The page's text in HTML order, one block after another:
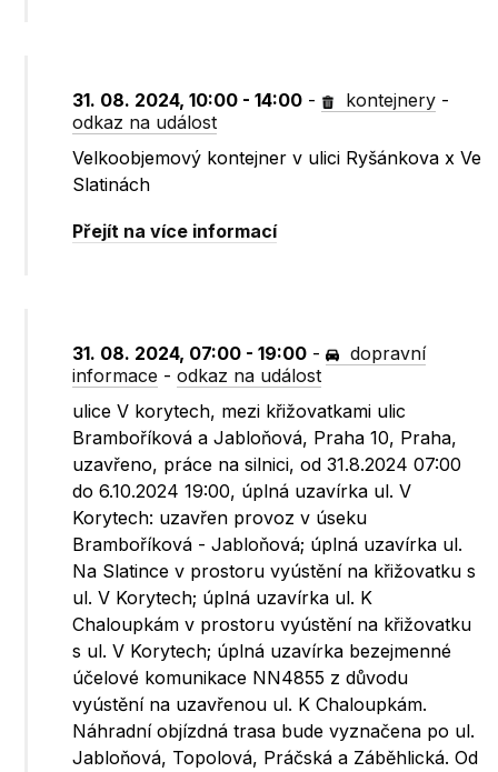
31. 08. 2024, 10:00 - 14:00 - kontejnery -
odkaz na událost
Velkoobjemový kontejner v ulici Ryšánkova x Ve
Slatinách
Přejít na více informací
31. 08. 2024, 07:00 - 19:00 -
dopravní
informace -odkaz na událost
ulice V korytech, mezi křižovatkami ulic
Bramboříková a Jabloňová, Praha 10, Praha,
uzavřeno, práce na silnici, od 31.8.2024 07:00
do 6.10.2024 19:00, úplná uzavírka ul. V
Korytech: uzavřen provoz v úseku
Bramboříková - Jabloňová; úplná uzavírka ul.
Na Slatince v prostoru vyústění na křižovatku s
ul. V Korytech; úplná uzavírka ul. K
Chaloupkám v prostoru vyústění na křižovatku
s ul. V Korytech; úplná uzavírka bezejmenné
účelové komunikace NN4855 z důvodu
vyústění na uzavřenou ul. K Chaloupkám.
Náhradní objízdná trasa bude vyznačena po ul.
Jabloňová, Topolová, Práčská a Záběhlická. Od